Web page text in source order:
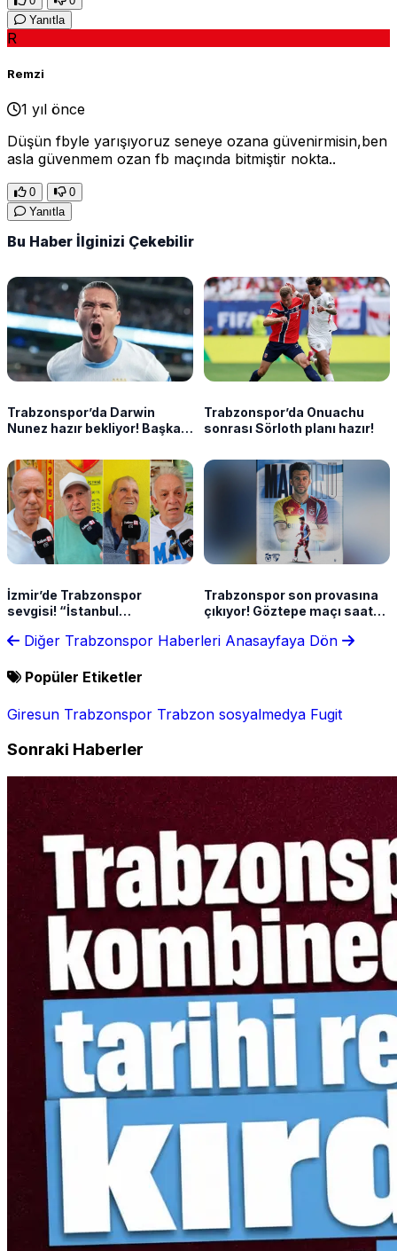
Yanıtla
R
Remzi
1 yıl önce
Düşün fbyle yarışıyoruz seneye ozana güvenirmisin,ben
asla güvenmem ozan fb maçında bitmiştir nokta..
0
0
Yanıtla
Bu Haber İlginizi Çekebilir
Trabzonspor’da Darwin
Nunez hazır bekliyor! Başkan
Trabzonspor’da Onuachu
sonrası Sörloth planı hazır!
İzmir’de Trabzonspor
sevgisi! “İstanbul
versinler”
Trabzonspor son provasına
çıkıyor! Göztepe maçı saat
Diğer Trabzonspor Haberleri Anasayfaya Dön
Popüler Etiketler
Giresun Trabzonspor Trabzon sosyalmedya Fugit
Sonraki Haberler